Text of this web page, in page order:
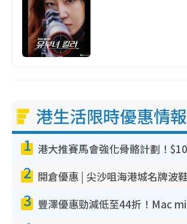
港生活限時優惠情報
1
2
3